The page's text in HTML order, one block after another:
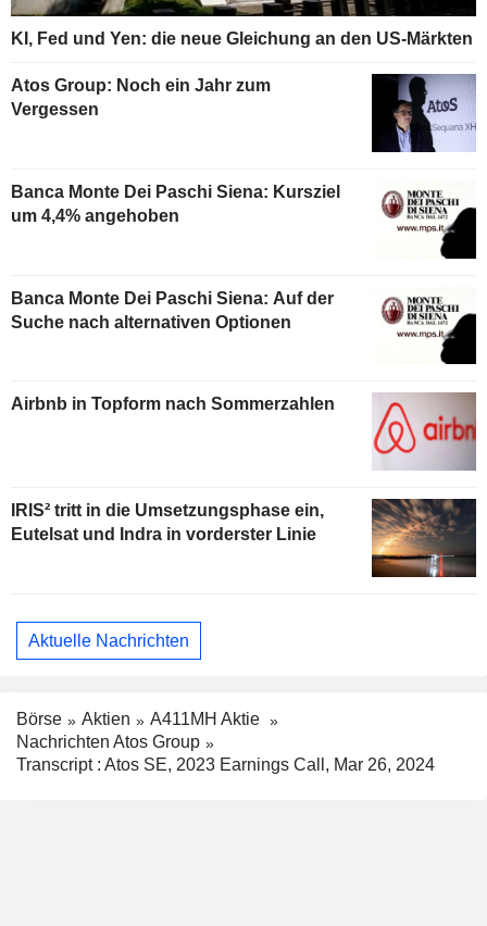
KI, Fed und Yen: die neue Gleichung an den US-Märkten
Atos Group: Noch ein Jahr zum
Vergessen
Banca Monte Dei Paschi Siena: Kursziel
um 4,4% angehoben
Banca Monte Dei Paschi Siena: Auf der
Suche nach alternativen Optionen
Airbnb in Topform nach Sommerzahlen
IRIS² tritt in die Umsetzungsphase ein,
Eutelsat und Indra in vorderster Linie
Aktuelle Nachrichten
Börse Aktien
A411MH Aktie
Nachrichten Atos Group
Transcript : Atos SE, 2023 Earnings Call, Mar 26, 2024